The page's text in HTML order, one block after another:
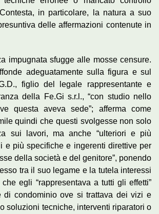
in particolare, la natura a suo
delle affermazioni contenute in
impugnata sfugge alle mosse censure.
adeguatamente sulla figura e sul
figlio del legale rappresentante e
della Fe.Gi s.r.l., “con studio nello
questa aveva sede”; afferma come
quindi che questi svolgesse non solo
sui lavori, ma anche “ulteriori e più
e più specifiche e ingerenti direttive per
della società e del genitore”, ponendo
tra il suo legame e la tutela interessi
egli “rappresentava a tutti gli effetti”
di condominio ove si trattava dei vizi e
soluzioni tecniche, interventi riparatori o